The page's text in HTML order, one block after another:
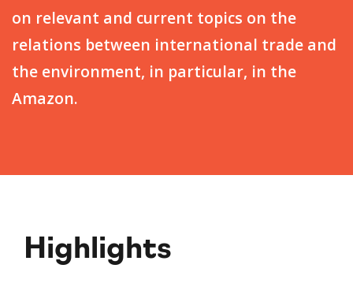
on relevant and current topics on the
relations between international trade and
the environment, in particular, in the
Amazon.
Highlights